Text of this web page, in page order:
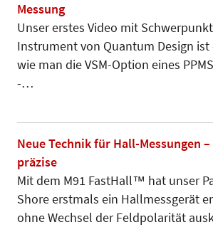
Messung
Unser erstes Video mit
Instrument von Quantum Design ist
wie man die VSM-Option eines
-…
Neue Technik für Hall-Messungen
präzise
Mit dem M91 FastHall™ hat unser
Shore erstmals ein Hallmessgerät
ohne Wechsel der Feldpolarität